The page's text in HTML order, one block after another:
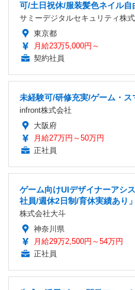
可/土日祝休/服装髪色ネイル自
サミーデジタルセキュリティ株
東京都
月給23万5,000円～
契約社員
未経験可/研修充実/ゲーム・
infront株式会社
大阪府
月給27万円～50万円
正社員
ゲーム向けUIデザイナーアシ
社員/週休2日制/育休実績あり
株式会社大斗
神奈川県
月給29万2,500円～54万円
正社員